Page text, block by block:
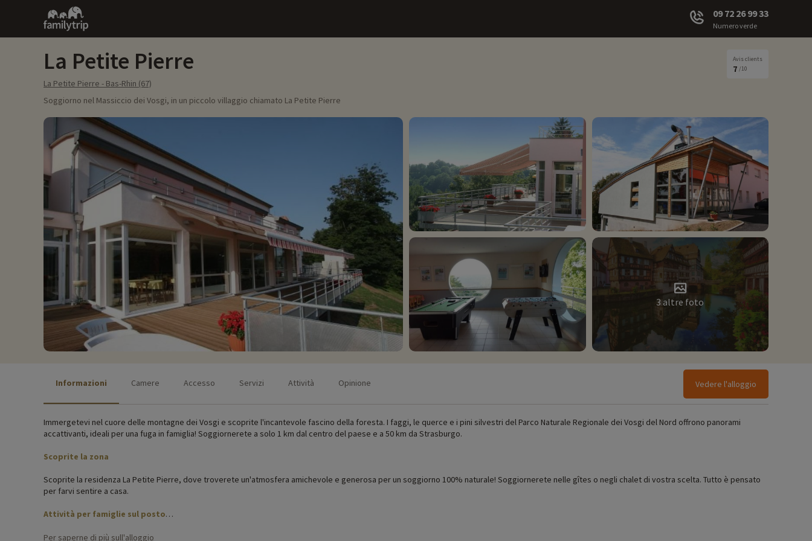
Family
trip
09 72 26 99 33
Numero verde
La Petite Pierre
La Petite Pierre - Bas-Rhin (67)
Avis clients
7 /10
Soggiorno nel Massiccio dei Vosgi, in un piccolo villaggio chiamato La Petite Pierre
3 altre foto
Informazioni Camere Accesso Servizi Attività Opinione Vedere l'alloggio
Immergetevi nel cuore delle montagne dei Vosgi e scoprite l'incantevole fascino della foresta. I faggi, le querce e i pini silvestri del Parco Naturale Regionale dei Vosgi del Nord offrono panorami
accattivanti, ideali per una fuga in famiglia! Soggiornerete a solo 1 km dal centro del paese e a 50 km da Strasburgo.
Scoprite la zona
Scoprite la residenza La Petite Pierre, dove troverete un'atmosfera amichevole e generosa per un soggiorno 100% naturale! Soggiornerete nelle gîtes o negli chalet di vostra scelta. Tutto è pensato
per farvi sentire a casa.
Attività per famiglie sul posto
Per informazioni precise sulle attività disponibili in loco (date di apertura, età dei club, contenuto del pacchetto bebè...),
Per saperne di più sull'alloggio